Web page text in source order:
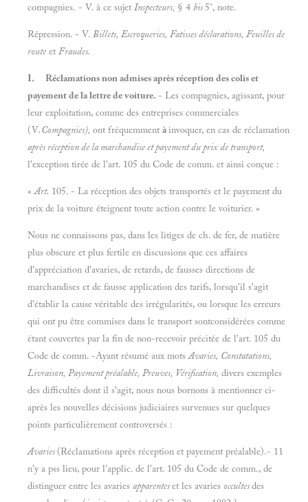
compagnies. - V. à ce sujetInspecteurs, § 4 bis5°, note.
Répression. - V. Billets, Escroqueries, Fatisses déclarations, Feuilles de
route etFraudes.
I.
Réclamations non admises après réception des colis et
payement de la lettre de voiture. - Les compagnies, agissant, pour
leur exploitation, comme des entreprises commerciales
(V.Compagnies), ont fréquemmentàinvoquer, en cas de réclamation
après réception de la marchandise et payement du prix de transport,
l'exception tirée de l'art. 105 du Code de comm. et ainsi conçue :
«Art. 105. - La réception des objets transportés et le payement du
prix de la voiture éteignent toute action contre le voiturier. »
Nous ne connaissons pas, dans les litiges de ch. de fer, de matière
plus obscure et plus fertile en discussions que ces affaires
d'appréciation d'avaries, de retards, de fausses directions de
marchandises et de fausse application des tarifs, lorsqu'il s'agit
d'établir la cause véritable des irrégularités, ou lorsque les erreurs
qui ont pu être commises dans le transport sontconsidérées comme
étant couvertes par la fin de non-recevoir précitée de l'art. 105 du
Code de comm. -Ayant résumé aux motsAvaries, Constatations,
Livraison, Payement préalable, Preuves, Vérification, divers exemples
des difficultés dont il s'agit, nous nous bornons à mentionner ci-
après les nouvelles décisions judiciaires survenues sur quelques
points particulièrement controversés :
Avaries (Réclamations après réception et payement préalable).- 11
n'y a pss lieu, pour l'applic. de l'art. 105 du Code de comm., de
distinguer entre les avaries apparenteset les avaries occultesdes